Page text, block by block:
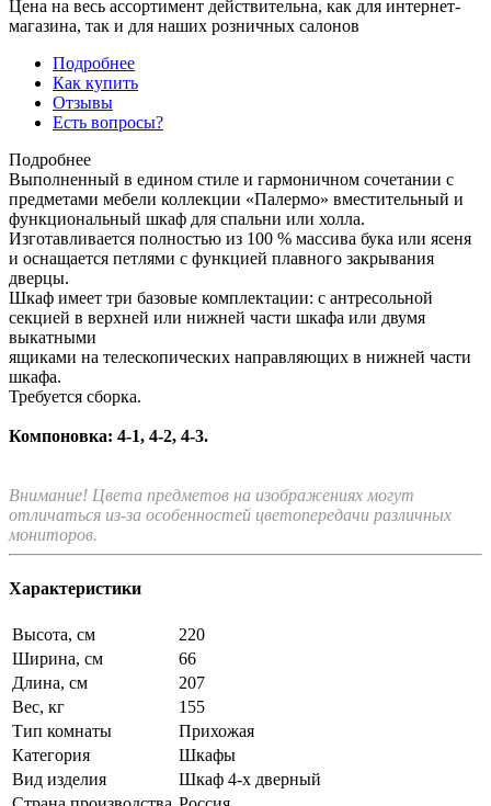
Цена на весь ассортимент действительна, как для интернет-
магазина, так и для наших розничных салонов
Подробнее
Как купить
Отзывы
Есть вопросы?
Подробнее
Выполненный в едином стиле и гармоничном сочетании с
предметами мебели коллекции «Палермо» вместительный и
функциональный шкаф для спальни или холла.
Изготавливается полностью из 100 % массива бука или ясеня
и оснащается петлями с функцией плавного закрывания
дверцы.
Шкаф имеет три базовые комплектации: c антресольной
секцией в верхней или нижней части шкафа или двумя
выкатными
ящиками на телескопических направляющих в нижней части
шкафа.
Требуется сборка.
Компоновка: 4-1, 4-2, 4-3.
Внимание! Цвета предметов на изображениях могут
отличаться из-за особенностей цветопередачи различных
мониторов.
Характеристики
Высота, см
220
Ширина, см
66
Длина, см
207
Вес, кг
155
Тип комнаты
Прихожая
Категория
Шкафы
Вид изделия
Шкаф 4-х дверный